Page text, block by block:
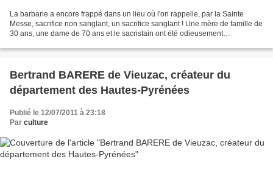
La barbarie a encore frappé dans un lieu où l'on rappelle, par la Sainte
Messe, sacrifice non sanglant, un sacrifice sanglant ! Une mère de famille de
30 ans, une dame de 70 ans et le sacristain ont été odieusement
Bertrand BARERE de Vieuzac, créateur du
département des Hautes-Pyrénées
Publié le 12/07/2011 à 23:18
Par culture